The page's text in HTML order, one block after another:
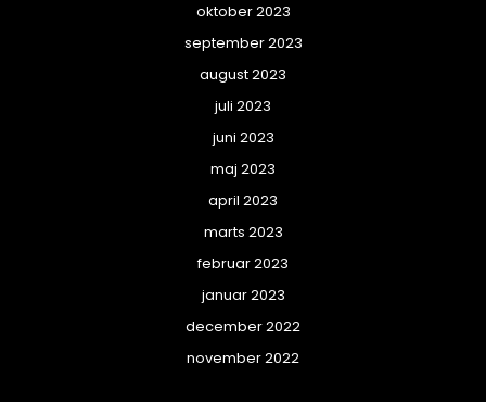
oktober 2023
september 2023
august 2023
juli 2023
juni 2023
maj 2023
april 2023
marts 2023
februar 2023
januar 2023
december 2022
november 2022